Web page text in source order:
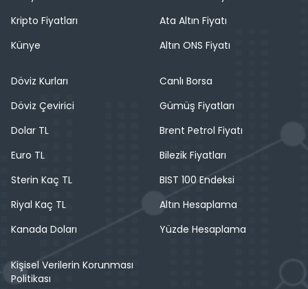
Kripto Fiyatları
Künye
Ata Altın Fiyatı
Altın ONS Fiyatı
Döviz Kurları
Döviz Çevirici
Dolar TL
Euro TL
Sterin Kaç TL
Riyal Kaç TL
Kanada Doları
Canlı Borsa
Gümüş Fiyatları
Brent Petrol Fiyatı
Bilezik Fiyatları
BIST 100 Endeksi
Altın Hesaplama
Yüzde Hesaplama
Kişisel Verilerin Korunması
Politikası